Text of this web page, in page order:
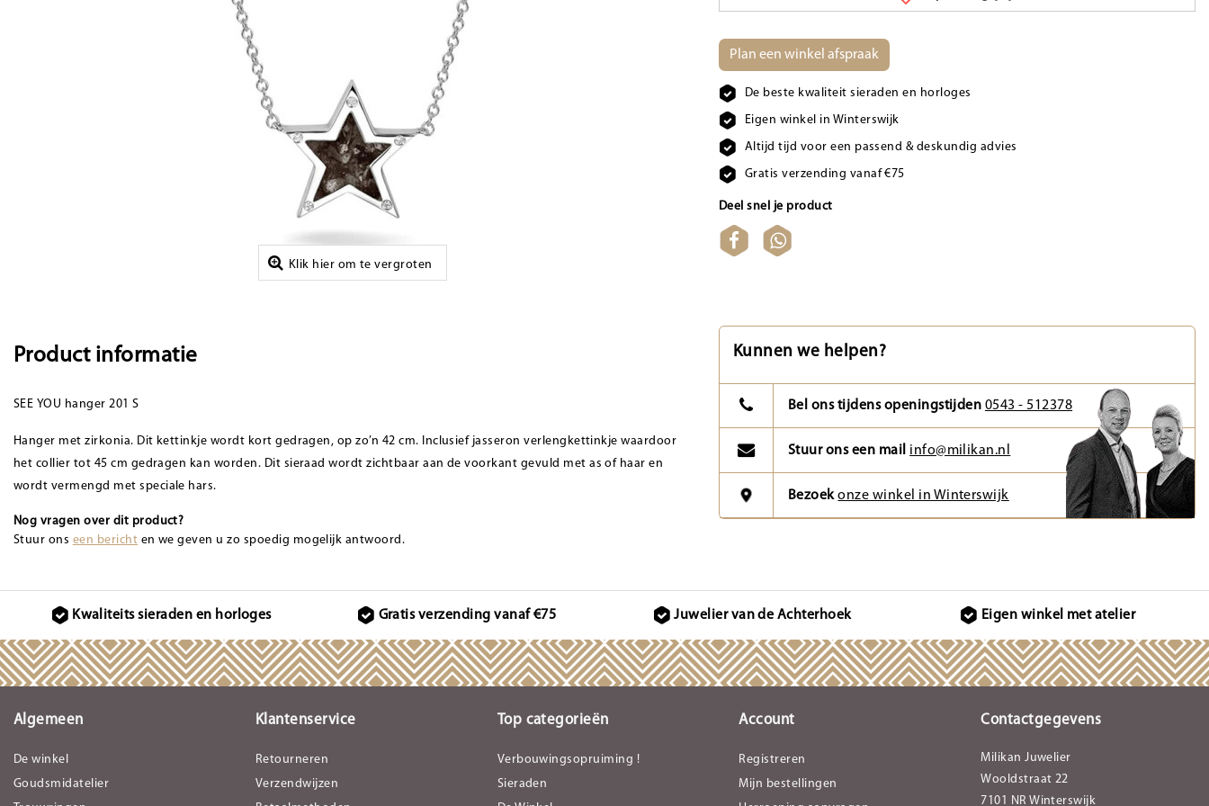
Klik hier om te vergroten
Plan een winkel afspraak
De beste kwaliteit sieraden en horloges
Eigen winkel in Winterswijk
Altijd tijd voor een passend & deskundig advies
Gratis verzending vanaf €75
Deel snel je product
Product informatie
SEE YOU hanger 201 S
Hanger met zirkonia. Dit kettinkje wordt kort gedragen, op zo’n 42 cm. Inclusief jasseron verlengkettinkje waardoor
het collier tot 45 cm gedragen kan worden. Dit sieraad wordt zichtbaar aan de voorkant gevuld met as of haar en
wordt vermengd met speciale hars.
Nog vragen over dit product?
Stuur ons een bericht en we geven u zo spoedig mogelijk antwoord.
Kunnen we helpen?
Bel ons tijdens openingstijden 0543 - 512378
Stuur ons een mail info@milikan.nl
Bezoekonze winkel in Winterswijk
Kwaliteits sieraden en horloges Gratis verzending vanaf €75 Juwelier van de Achterhoek Eigen winkel met atelier
Algemeen
De winkel
Goudsmidatelier
Klantenservice
Retourneren
Verzendwijzen
Top categorieën
Verbouwingsopruiming !
Sieraden
Account
Registreren
Mijn bestellingen
Contactgegevens
Milikan Juwelier
Wooldstraat 22
7101 NR Winterswijk